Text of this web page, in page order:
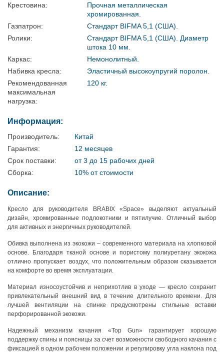
Крестовина:
Прочная металлическая
хромированная.
Газпатрон:
Стандарт BIFMA 5,1 (США).
Ролики:
Стандарт BIFMA 5,1 (США). Диаметр
штока 10 мм.
Каркас:
Немонолитный.
Набивка кресла:
Эластичный высокоупругий поролон.
Рекомендованная
максимальная
нагрузка:
120 кг.
Информация:
Производитель:
Китай
Гарантия:
12 месяцев
Срок поставки:
от 3 до 15 рабочих дней
Сборка:
10% от стоимости
Описание:
Кресло для руководителя BRABIX «Space» выделяют актуальный
дизайн, хромированные подлокотники и пятилучие. Отличный выбор
для активных и энергичных руководителей.
Обивка выполнена из экокожи – современного материала на хлопковой
основе. Благодаря тканой основе и пористому полиуретану экокожа
отлично пропускает воздух, что положительным образом сказывается
на комфорте во время эксплуатации.
Материал износоустойчив и неприхотлив в уходе — кресло сохранит
привлекательный внешний вид в течение длительного времени. Для
лучшей вентиляции на спинке предусмотрены стильные вставки
перфорированной экокожи.
Надежный механизм качания «Top Gun» гарантирует хорошую
поддержку спины и поясницы за счет возможности свободного качания с
фиксацией в одном рабочем положении и регулировку угла наклона под